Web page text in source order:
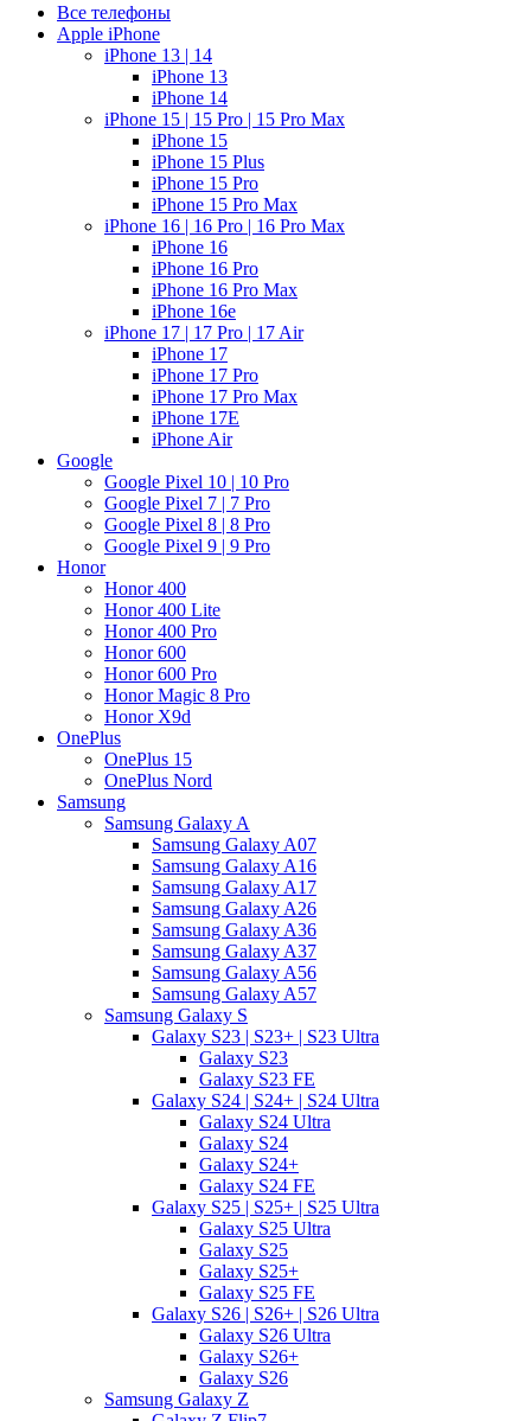
Все телефоны
Apple iPhone
iPhone 13 | 14
iPhone 13
iPhone 14
iPhone 15 | 15 Pro | 15 Pro Max
iPhone 15
iPhone 15 Plus
iPhone 15 Pro
iPhone 15 Pro Max
iPhone 16 | 16 Pro | 16 Pro Max
iPhone 16
iPhone 16 Pro
iPhone 16 Pro Max
iPhone 16e
iPhone 17 | 17 Pro | 17 Air
iPhone 17
iPhone 17 Pro
iPhone 17 Pro Max
iPhone 17E
iPhone Air
Google
Google Pixel 10 | 10 Pro
Google Pixel 7 | 7 Pro
Google Pixel 8 | 8 Pro
Google Pixel 9 | 9 Pro
Honor
Honor 400
Honor 400 Lite
Honor 400 Pro
Honor 600
Honor 600 Pro
Honor Magic 8 Pro
Honor X9d
OnePlus
OnePlus 15
OnePlus Nord
Samsung
Samsung Galaxy A
Samsung Galaxy A07
Samsung Galaxy A16
Samsung Galaxy A17
Samsung Galaxy A26
Samsung Galaxy A36
Samsung Galaxy A37
Samsung Galaxy A56
Samsung Galaxy A57
Samsung Galaxy S
Galaxy S23 | S23+ | S23 Ultra
Galaxy S23
Galaxy S23 FE
Galaxy S24 | S24+ | S24 Ultra
Galaxy S24 Ultra
Galaxy S24
Galaxy S24+
Galaxy S24 FE
Galaxy S25 | S25+ | S25 Ultra
Galaxy S25 Ultra
Galaxy S25
Galaxy S25+
Galaxy S25 FE
Galaxy S26 | S26+ | S26 Ultra
Galaxy S26 Ultra
Galaxy S26+
Galaxy S26
Samsung Galaxy Z